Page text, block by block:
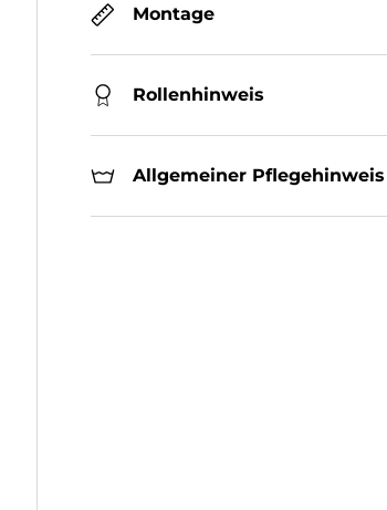
Montage
Rollenhinweis
Allgemeiner Pflegehinweis